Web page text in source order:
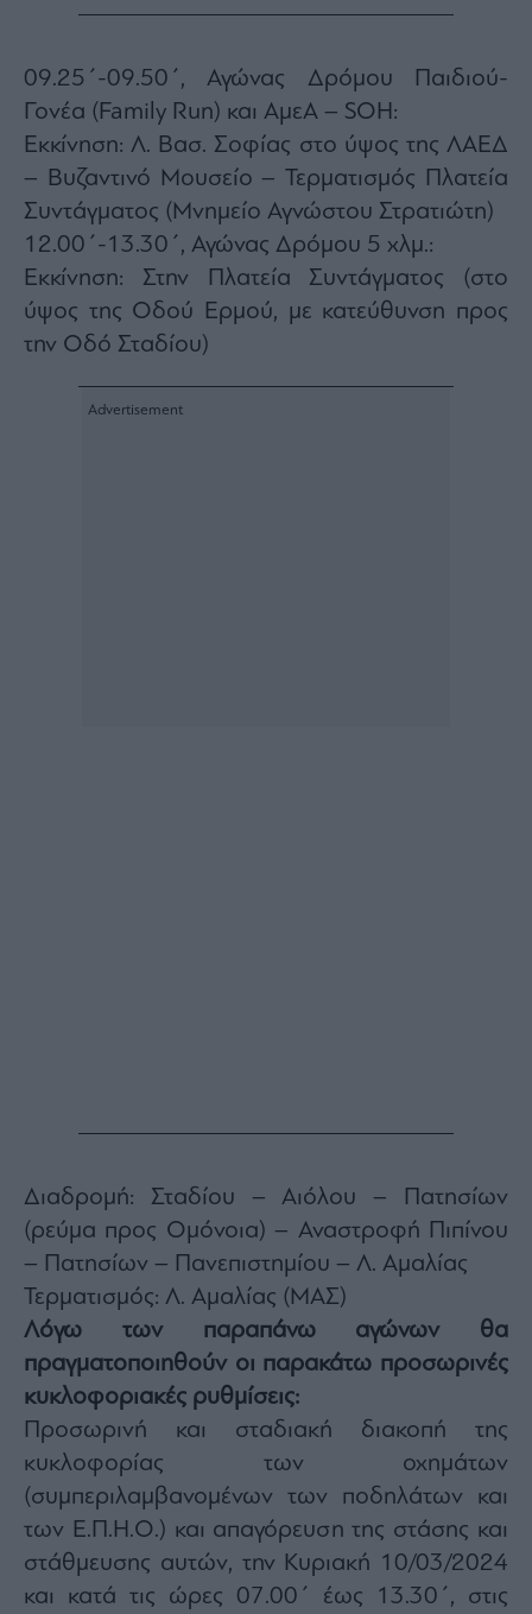
09.25΄-09.50΄, Αγώνας Δρόμου Παιδιού-
Γονέα (Family Run) και ΑμεΑ – SOΗ:
Εκκίνηση: Λ. Βασ. Σοφίας στο ύψος της ΛΑΕΔ
– Βυζαντινό Μουσείο – Τερματισμός Πλατεία
Συντάγματος (Μνημείο Αγνώστου Στρατιώτη)
12.00΄-13.30΄, Αγώνας Δρόμου 5 χλμ.:
Εκκίνηση: Στην Πλατεία Συντάγματος (στο
ύψος της Οδού Ερμού, με κατεύθυνση προς
την Οδό Σταδίου)
Διαδρομή: Σταδίου – Αιόλου – Πατησίων
(ρεύμα προς Ομόνοια) – Αναστροφή Πιπίνου
– Πατησίων – Πανεπιστημίου – Λ. Αμαλίας
Τερματισμός: Λ. Αμαλίας (ΜΑΣ)
Λόγω των παραπάνω αγώνων θα
πραγματοποιηθούν οι παρακάτω προσωρινές
κυκλοφοριακές ρυθμίσεις:
Προσωρινή και σταδιακή διακοπή της
κυκλοφορίας των οχημάτων
(συμπεριλαμβανομένων των ποδηλάτων και
των Ε.Π.Η.Ο.) και απαγόρευση της στάσης και
στάθμευσης αυτών, την Κυριακή 10/03/2024
και κατά τις ώρες 07.00΄ έως 13.30΄, στις